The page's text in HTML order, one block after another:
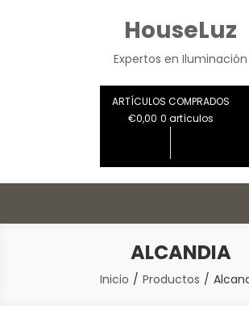
HouseLuz
Expertos en Iluminación
ARTÍCULOS COMPRADOS
€0,00 0 artículos
ALCANDIA
Inicio Productos